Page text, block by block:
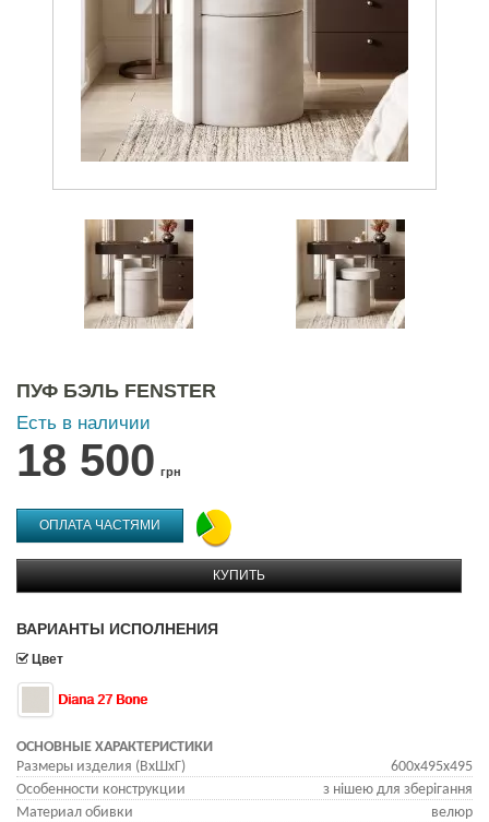
ПУФ БЭЛЬ FENSTER
Есть в наличии
18 500 грн
ОПЛАТА ЧАСТЯМИ
КУПИТЬ
ВАРИАНТЫ ИСПОЛНЕНИЯ
Цвет
Diana 27 Bone
ОСНОВНЫЕ ХАРАКТЕРИСТИКИ
Размеры изделия (ВхШхГ)
600х495х495
Особенности конструкции
з нішею для зберігання
Материал обивки
велюр